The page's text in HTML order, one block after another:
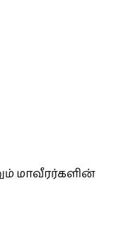
மாவீரர்களின்